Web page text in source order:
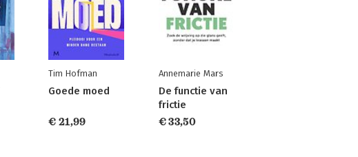
Tim Hofman
Goede moed
€ 21,99
Annemarie Mars
De functie van
frictie
€ 33,50